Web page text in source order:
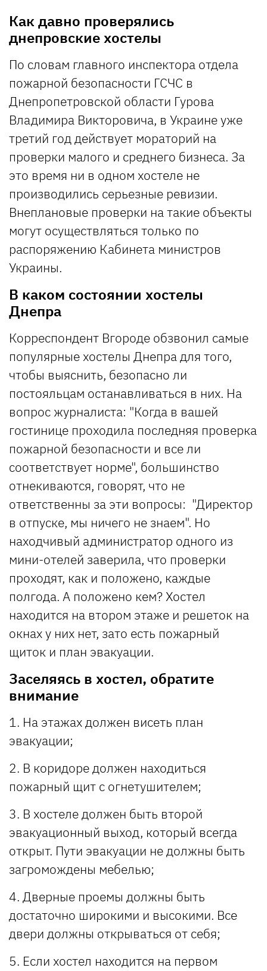
Как давно проверялись
днепровские хостелы
По словам главного инспектора отдела
пожарной безопасности ГСЧС в
Днепропетровской области Гурова
Владимира Викторовича, в Украине уже
третий год действует мораторий на
проверки малого и среднего бизнеса. За
это время ни в одном хостеле не
производились серьезные ревизии.
Внеплановые проверки на такие объекты
могут осуществляться только по
распоряжению Кабинета министров
Украины.
В каком состоянии хостелы
Днепра
Корреспондент Вгороде обзвонил самые
популярные хостелы Днепра для того,
чтобы выяснить, безопасно ли
постояльцам останавливаться в них. На
вопрос журналиста: "Когда в вашей
гостинице проходила последняя проверка
пожарной безопасности и все ли
соответствует норме", большинство
отнекиваются, говорят, что не
ответственны за эти вопросы: "Директор
в отпуске, мы ничего не знаем". Но
находчивый администратор одного из
мини-отелей заверила, что проверки
проходят, как и положено, каждые
полгода. А положено кем? Хостел
находится на втором этаже и решеток на
окнах у них нет, зато есть пожарный
щиток и план эвакуации.
Заселяясь в хостел, обратите
внимание
1. На этажах должен висеть план
эвакуации;
2. В коридоре должен находиться
пожарный щит с огнетушителем;
3. В хостеле должен быть второй
эвакуационный выход, который всегда
открыт. Пути эвакуации не должны быть
загромождены мебелью;
4. Дверные проемы должны быть
достаточно широкими и высокими. Все
двери должны открываться от себя;
5. Если хостел находится на первом